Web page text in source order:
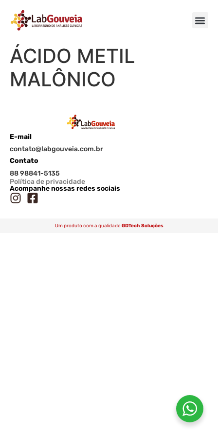
ÁCIDO METIL
MALÔNICO
E-mail
contato@labgouveia.com.br
Contato
88 98841-5135
Política de privacidade
Acompanhe nossas redes sociais
Um produto com a qualidade GDTech Soluções